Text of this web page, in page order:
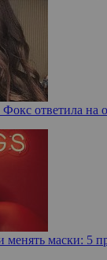
ответила на
маски: 5